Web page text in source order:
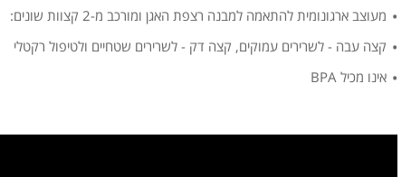
מעוצב ארגונומית להתאמה למבנה רצפת האגן ומורכב מ-2 קצוות שונים:
קצה עבה - לשרירים עמוקים, קצה דק - לשרירים שטחיים ולטיפול רקטלי
אינו מכיל BPA